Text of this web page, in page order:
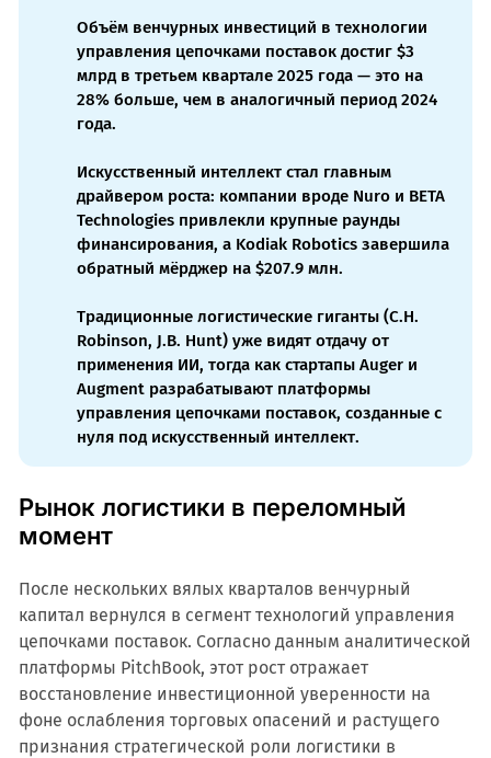
Объём венчурных инвестиций в технологии
управления цепочками поставок достиг $3
млрд в третьем квартале 2025 года — это на
28% больше, чем в аналогичный период 2024
года.
Искусственный интеллект стал главным
драйвером роста: компании вроде Nuro и BETA
Technologies привлекли крупные раунды
финансирования, а Kodiak Robotics завершила
обратный мёрджер на $207.9 млн.
Традиционные логистические гиганты (C.H.
Robinson, J.B. Hunt) уже видят отдачу от
применения ИИ, тогда как стартапы Auger и
Augment разрабатывают платформы
управления цепочками поставок, созданные с
нуля под искусственный интеллект.
Рынок логистики в переломный
момент
После нескольких вялых кварталов венчурный
капитал вернулся в сегмент технологий управления
цепочками поставок. Согласно данным аналитической
платформы PitchBook, этот рост отражает
восстановление инвестиционной уверенности на
фоне ослабления торговых опасений и растущего
признания стратегической роли логистики в